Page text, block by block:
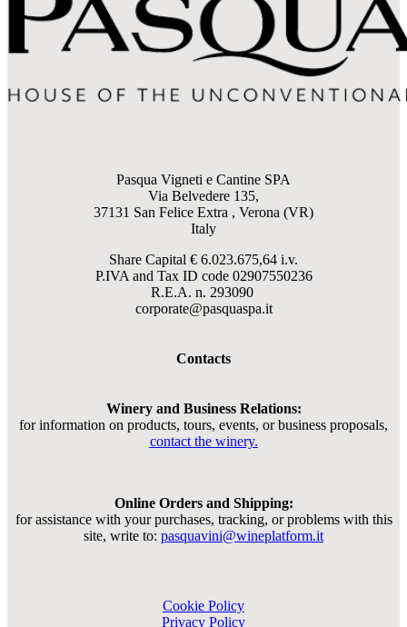
Pasqua Vigneti e Cantine SPA
Via Belvedere 135,
37131 San Felice Extra , Verona (VR)
Italy
Share Capital € 6.023.675,64 i.v.
P.IVA and Tax ID code 02907550236
R.E.A. n. 293090
corporate@pasquaspa.it
Contacts
Winery and Business Relations:
for information on products, tours, events, or business proposals,
contact the winery.
Online Orders and Shipping:
for assistance with your purchases, tracking, or problems with this
site, write to: pasquavini@wineplatform.it
Cookie Policy
Privacy Policy